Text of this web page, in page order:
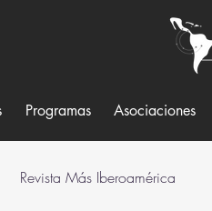
Programas Asociaciones
Revista Más Iberoamérica